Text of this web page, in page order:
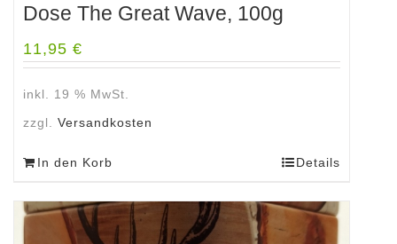
Dose The Great Wave, 100g
11,95 €
inkl. 19 % MwSt.
zzgl. Versandkosten
In den Korb Details